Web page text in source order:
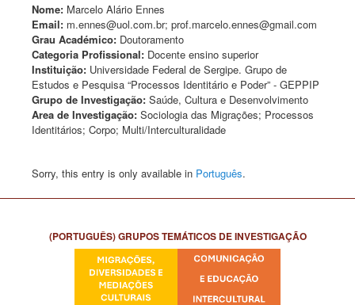
Nome: Marcelo Alário Ennes
Email: m.ennes@uol.com.br; prof.marcelo.ennes@gmail.com
Grau Académico: Doutoramento
Categoria Profissional: Docente ensino superior
Instituição: Universidade Federal de Sergipe. Grupo de
Estudos e Pesquisa “Processos Identitário e Poder” - GEPPIP
Grupo de Investigação:Saúde, Cultura e Desenvolvimento
Area de Investigação:Sociologia das Migrações; Processos
Identitários; Corpo; Multi/Interculturalidade
Sorry, this entry is only available in Português.
(PORTUGUÊS) GRUPOS TEMÁTICOS DE INVESTIGAÇÃO